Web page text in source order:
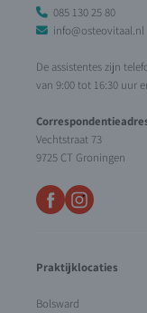
085 130 25 80
info@osteovitaal.nl
De assistentes zijn
van 9:00 tot 16:30 uur
Vechtstraat 73
9725 CT Groningen
Praktijklocaties
Bolsward